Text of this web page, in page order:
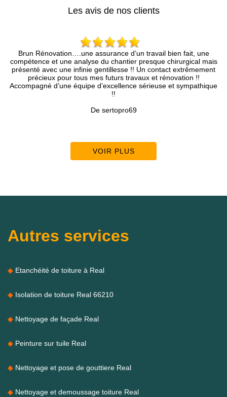
Les avis de nos clients
assurance d’un travail bien fait, une
analyse du chantier presque chirurgical mais
infinie gentillesse !! Un contact extrêmement
tous mes futurs travaux et rénovation !!
équipe d’excellence sérieuse et sympathique
Mr Brun et son
Nous sommes très
les
VOIR PLUS
Autres services
Etanchéité de toiture à Real
Isolation de toiture Real 66210
Nettoyage de façade Real
Peinture sur tuile Real
Nettoyage et pose de gouttiere Real
Nettoyage et demoussage toiture Real